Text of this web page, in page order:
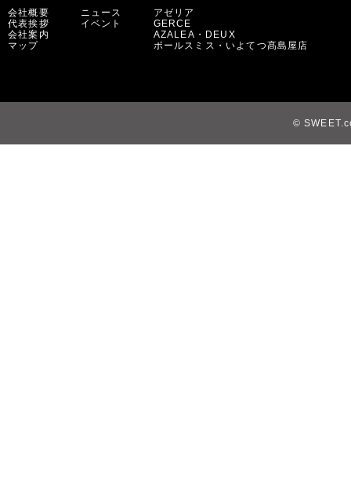
会社概要
代表挨拶
会社案内
マップ
ニュース
イベント
アゼリア
GERCE
AZALEA・DEUX
ポールスミス・いよてつ髙島屋店
©